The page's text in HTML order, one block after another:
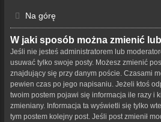
Na górę
W jaki sposób można zmienić
Jeśli nie jesteś administratorem lub
usuwać tylko swoje posty. Możesz zmienić
znajdujący się przy danym poście. Czasami
pewien czas po jego napisaniu. Jeżeli ktoś
twoim postem pojawi się informacja ile razy i
zmieniany. Informacja ta wyświetli się tylko
tym postem kolejny post. Jeśli post zmienił